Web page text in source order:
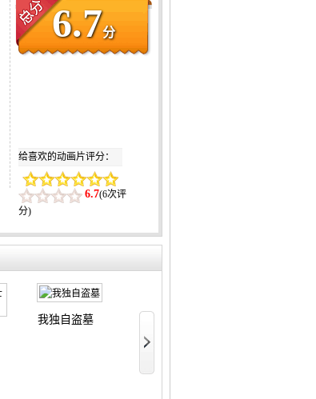
6.7分
给喜欢的动画片评分：
6.7(6次评
分)
游戏知识开无双
我独自盗墓